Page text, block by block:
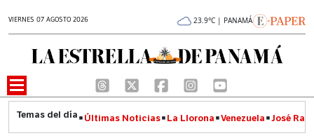
VIERNES 07 AGOSTO 2026 23.9°C | PANAMÁ
Últimas Noticias La Llorona Venezuela José